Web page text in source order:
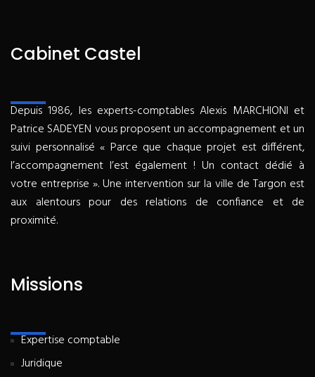
Cabinet Castel
Depuis 1986, les experts-comptables Alexis MARCHIONI et
Patrice SADEYEN vous proposent un accompagnement et un
suivi personnalisé « Parce que chaque projet est différent,
l’accompagnement l’est également ! Un contact dédié à
votre entreprise ». Une intervention sur la ville de Targon est
aux alentours pour des relations de confiance et de
proximité.
Missions
Expertise comptable
Juridique